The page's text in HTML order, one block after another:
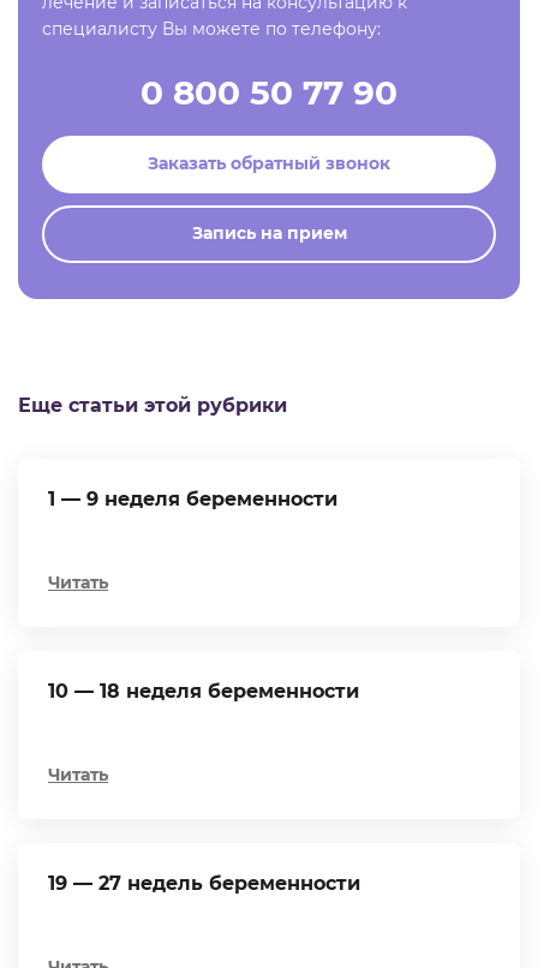
специалисту Вы можете по телефону:
0 800 50 77 90
Заказать обратный звонок
Запись на прием
Еще статьи этой рубрики
1 — 9 неделя беременности
Читать
10 — 18 неделя беременности
Читать
19 — 27 недель беременности